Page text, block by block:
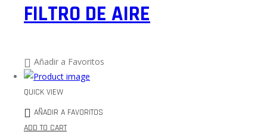
FILTRO DE AIRE
Añadir a Favoritos
QUICK VIEW
AÑADIR A FAVORITOS
ADD TO CART